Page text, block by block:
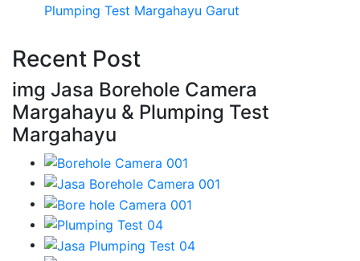
Plumping Test Margahayu Garut
Recent Post
img Jasa Borehole Camera
Margahayu & Plumping Test
Margahayu